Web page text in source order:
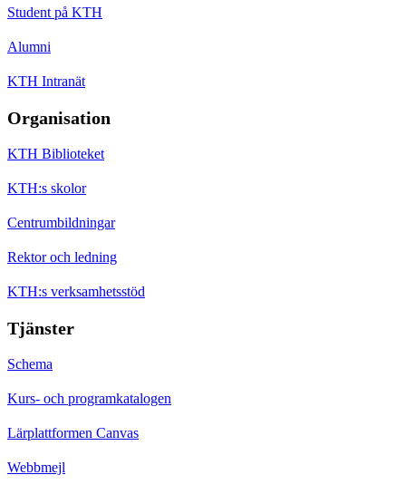
Student på KTH
Alumni
KTH Intranät
Organisation
KTH Biblioteket
KTH:s skolor
Centrumbildningar
Rektor och ledning
KTH:s verksamhetsstöd
Tjänster
Schema
Kurs- och programkatalogen
Lärplattformen Canvas
Webbmejl